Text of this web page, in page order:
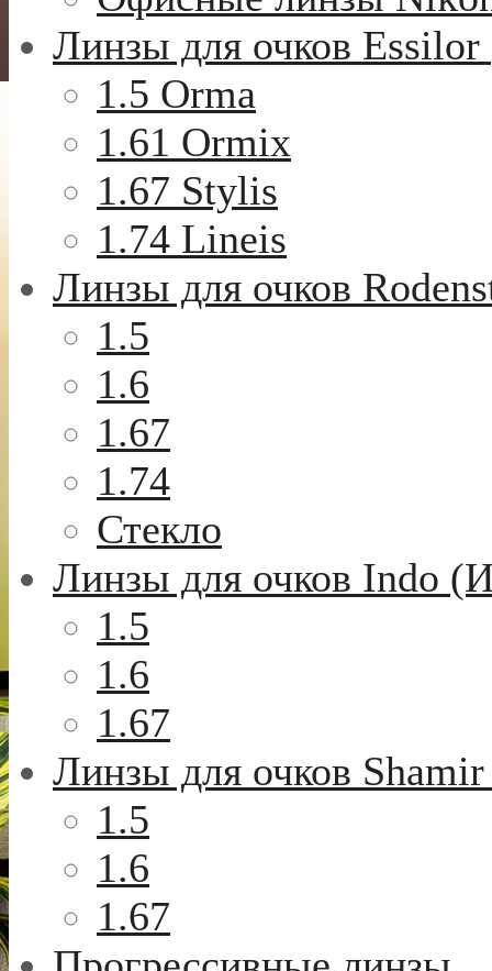
Линзы для очков
1.5 Orma
1.61 Ormix
1.67 Stylis
1.74 Lineis
Линзы для очков
1.5
1.6
1.67
1.74
Стекло
Линзы для очков Indo
1.5
1.6
1.67
Линзы для очков
1.5
1.6
1.67